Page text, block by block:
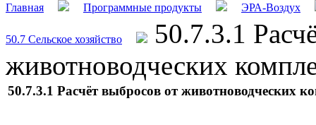
Главная Программные продукты ЭРА-Воздух
50.7 Сельское хозяйство
50.7.3.1
животноводческих
50.7.3.1 Расчёт выбросов от животноводческих